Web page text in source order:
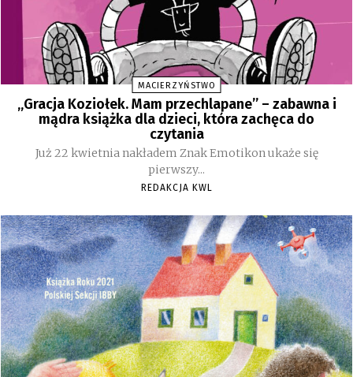
MACIERZYŃSTWO
„Gracja Koziołek. Mam przechlapane” – zabawna i
mądra książka dla dzieci, która zachęca do
czytania
Już 22 kwietnia nakładem Znak Emotikon ukaże się
pierwszy...
REDAKCJA KWL